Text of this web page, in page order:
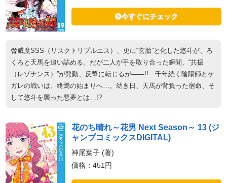
今すぐにチェック
脅威度SSS（リスクトリプルエス）、更に“玄胎”と化した悠斗が、ろ
くろと天馬を追い詰める。だが二人が手を取り合った瞬間、“共振
（レゾナンス）”が発動、反撃に転じるが――!! 千年続く陰陽師とケ
ガレの戦いは、終焉の始まりへ…。幼き日、天馬が背負った宿命、そ
して悠斗を襲った悪夢とは…!?
花のち晴れ～花男 Next Season～ 13 (ジ
ャンプコミックスDIGITAL)
神尾葉子 (著)
価格：451円